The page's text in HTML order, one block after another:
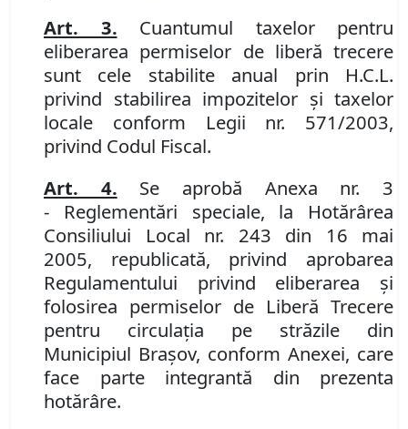
Art. 3. Cuantumul taxelor pentru
eliberarea permiselor de liberă trecere
sunt cele stabilite anual prin H.C.L.
privind stabilirea impozitelor şi taxelor
locale conform Legii nr. 571/2003,
privind Codul Fiscal.
Art. 4. Se aprobă Anexa nr. 3
- Reglementări speciale, la Hotărârea
Consiliului Local nr. 243 din 16 mai
2005, republicată, privind aprobarea
Regulamentului privind eliberarea și
folosirea permiselor de Liberă Trecere
pentru circulația pe străzile din
Municipiul Brașov, conform Anexei, care
face parte integrantă din prezenta
hotărâre.